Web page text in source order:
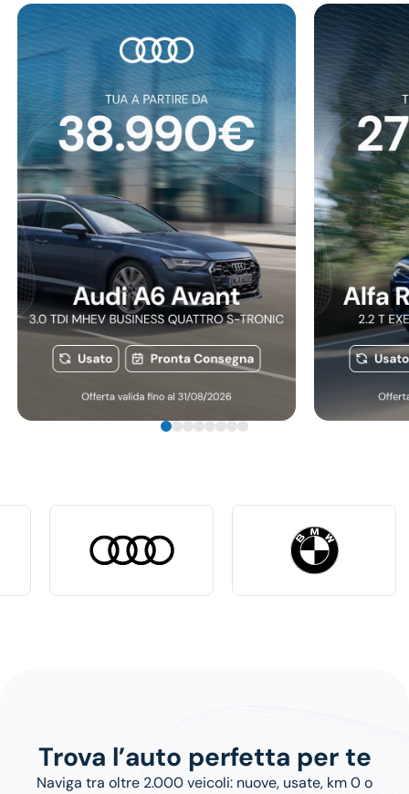
Trova l’auto perfetta per te
Naviga tra oltre 2.000 veicoli: nuove, usate, km 0 o